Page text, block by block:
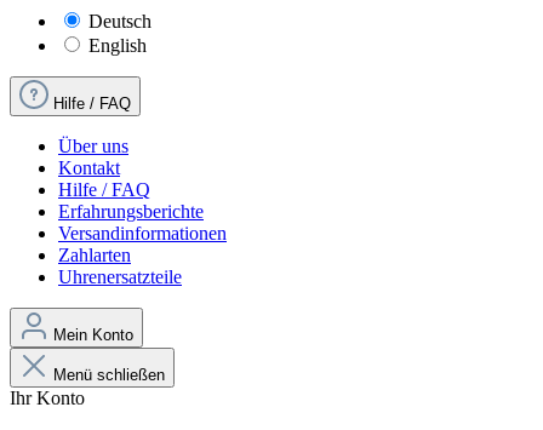
Deutsch
English
Hilfe / FAQ
Über uns
Kontakt
Hilfe / FAQ
Erfahrungsberichte
Versandinformationen
Zahlarten
Uhrenersatzteile
Mein Konto
Menü schließen
Ihr Konto